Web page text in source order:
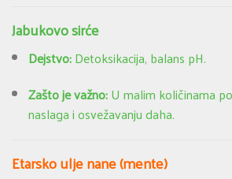
Jabukovo sirće
Dejstvo:Detoksikacija, balans pH.
Zašto je važno:U malim količinama
naslaga i osvežavanju daha.
Etarsko ulje nane (mente)